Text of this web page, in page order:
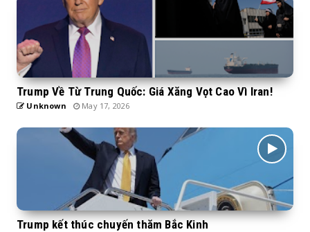
Trump Về Từ Trung Quốc: Giá Xăng Vọt Cao Vì Iran!
Unknown May 17, 2026
Trump kết thúc chuyến thăm Bắc Kinh